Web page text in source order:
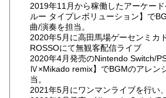
2019年11月から稼働したアーケー
ルー タイプレボリューション】で
曲/演奏を担当。
2020年5月に高田馬場ゲーセンミカ
ROSSOにて無観客配信ライブ
2020年4月発売のNintendo Switch/
Ⅳ×Mikado remix】でBGMのアレン
当。
2021年5月にワンマンライブを行い